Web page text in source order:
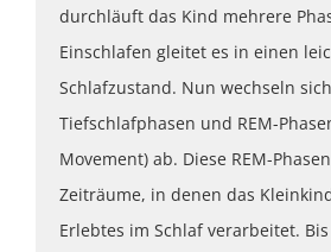
durchläuft das Kind mehrere
Einschlafen gleitet es in einen
Schlafzustand. Nun wechseln sich
Tiefschlafphasen und REM-
Movement) ab. Diese REM-
Zeiträume, in denen das
Erlebtes im Schlaf verarbeitet.